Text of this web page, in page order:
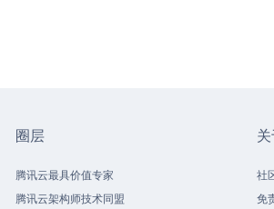
圈层
腾讯云最具价值专家
腾讯云架构师技术同盟
社
免